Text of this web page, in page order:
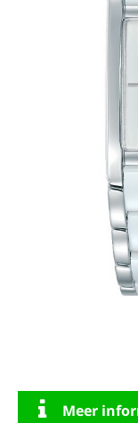
Meer